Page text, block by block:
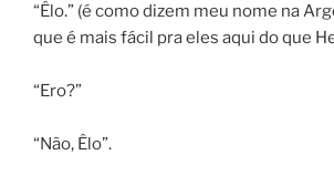
“Êlo.” (é como dizem meu nome na
que é mais fácil pra eles aqui do que
“Ero?”
“Não, Êlo”.